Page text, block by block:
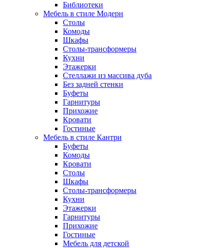
Библиотеки
Мебель в стиле Модерн
Столы
Комоды
Шкафы
Столы-трансформеры
Кухни
Этажерки
Стеллажи из массива дуба
Без задней стенки
Буфеты
Гарнитуры
Прихожие
Кровати
Гостиные
Мебель в стиле Кантри
Буфеты
Комоды
Кровати
Столы
Шкафы
Столы-трансформеры
Кухни
Этажерки
Гарнитуры
Прихожие
Гостиные
Мебель для детской